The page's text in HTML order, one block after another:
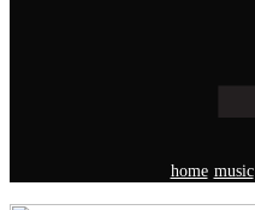
home music